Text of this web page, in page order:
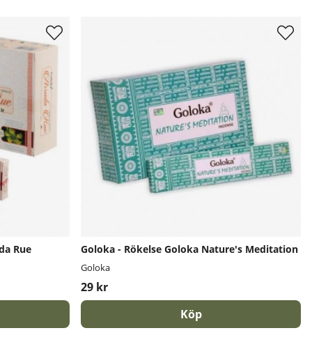
Rue Goloka - Rökelse Goloka Nature's Meditation
Goloka
29 kr
Köp